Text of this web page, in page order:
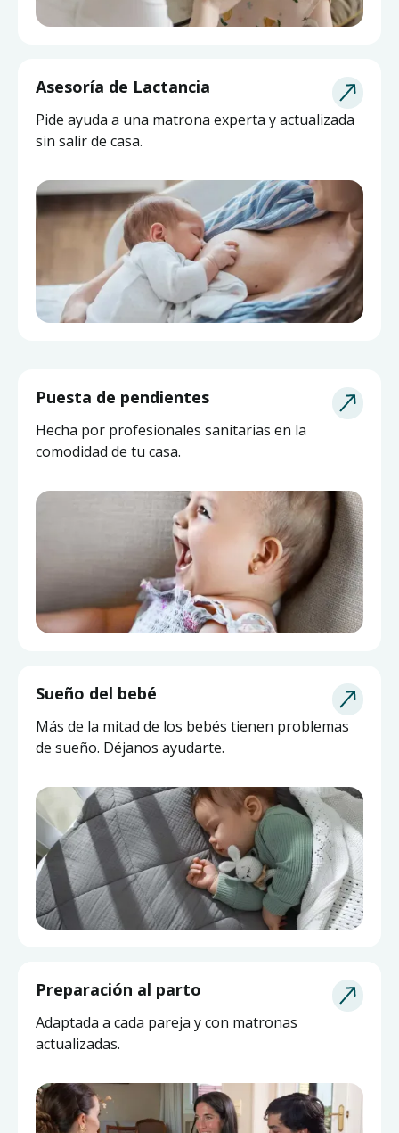
Puesta de pendientes
Hecha por profesionales sanitarias en la
comodidad de tu casa.
Asesoría de Lactancia
Pide ayuda a una matrona experta y actualizada
sin salir de casa.
Asesoría de Lactancia
Pide ayuda a una matrona experta y actualizada
sin salir de casa.
Preparación al parto
Adaptada a cada pareja y con matronas
actualizadas.
Sueño del bebé
Más de la mitad de los bebés tienen problemas
de sueño. Déjanos ayudarte.